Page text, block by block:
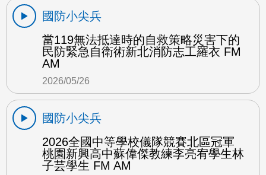
國防小尖兵
當119無法抵達時的自救策略災害下的
民防緊急自衛術新北消防志工羅衣 FM
AM
2026/05/26
國防小尖兵
2026全國中等學校儀隊競賽北區冠軍
桃園新興高中蘇偉傑教練李亮宥學生林
子芸學生 FM AM